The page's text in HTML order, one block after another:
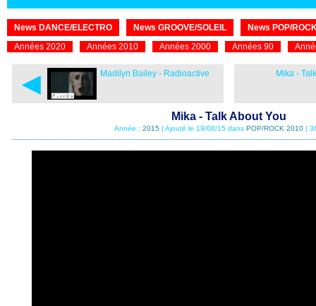
News DANCE/ELECTRO News GROOVE/SOLEIL
News POP/
Années 2020
Années 2010 Années 2000 Années 90
◄ Madilyn Bailey - Radioactive Mika -
Mika - Talk About You
Année : 2015| Ajouté le 19/08/15 dans POP/ROCK 2010|